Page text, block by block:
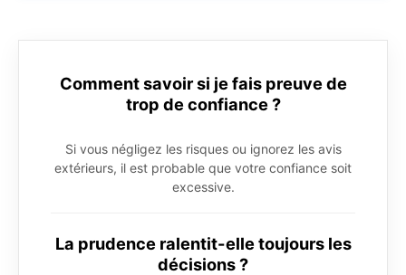
Comment savoir si je fais preuve de
trop de confiance ?
Si vous négligez les risques ou ignorez les avis
extérieurs, il est probable que votre confiance soit
excessive.
La prudence ralentit-elle toujours les
décisions ?